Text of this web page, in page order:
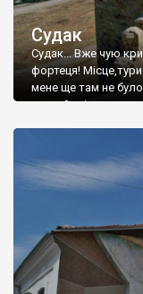
Судак
Судак... Вже чую
фортеця!
мене ще там не
принаймні до цього